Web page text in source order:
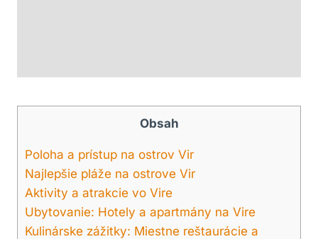
Obsah
Poloha a prístup na ostrov Vir
Najlepšie pláže na ostrove Vir
Aktivity a atrakcie vo Vire
Ubytovanie: Hotely a apartmány na Vire
Kulinárske zážitky: Miestne reštaurácie a